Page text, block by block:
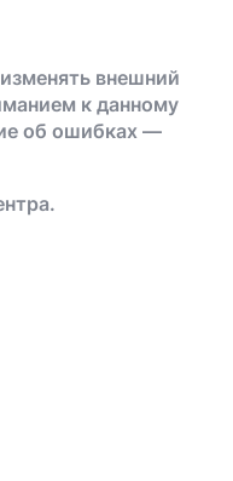
внешний
к данному
об ошибках —